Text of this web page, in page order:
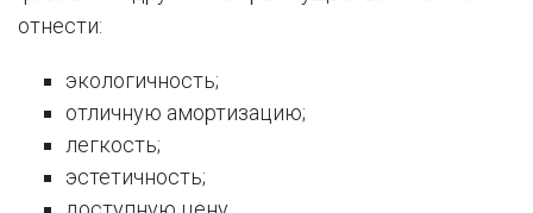
отнести:
экологичность;
отличную амортизацию;
легкость;
эстетичность;